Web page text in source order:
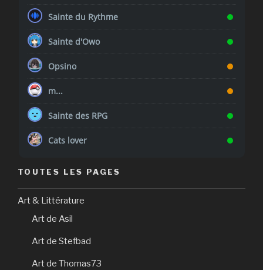
Sainte du Rythme
Sainte d'Owo
Opsino
m...
Sainte des RPG
Cats lover
TOUTES LES PAGES
Art & Littérature
Art de Asil
Art de Stefbad
Art de Thomas73